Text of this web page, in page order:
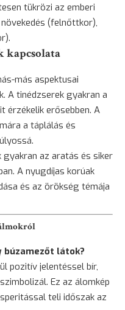
tükrözi az emberi
(felnőttkor),
kapcsolata
más aspektusai
A tinédzserek gyakran a
érzékelik erősebben. A
a táplálás és
gyakran az aratás és siker
A nyugdíjas korúak
és az örökség témája
búzamezőt látok?
pozitív jelentéssel bír,
Ez az álomkép
teli időszak az